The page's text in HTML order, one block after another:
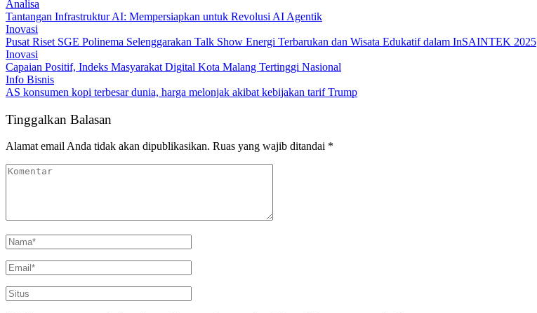
Analisa
Tantangan Infrastruktur AI: Mempersiapkan untuk Revolusi AI Agentik
Inovasi
Pusat Riset SGE Polinema Selenggarakan Talk Show Energi Terbarukan dan Wisata Edukatif dalam InSAINTEK 2025
Inovasi
Capaian Positif, Indeks Masyarakat Digital Kota Malang Tertinggi Nasional
Info Bisnis
AS konsumen kopi terbesar dunia, harga melonjak akibat kebijakan tarif Trump
Tinggalkan Balasan
Alamat email Anda tidak akan dipublikasikan. Ruas yang wajib ditandai *